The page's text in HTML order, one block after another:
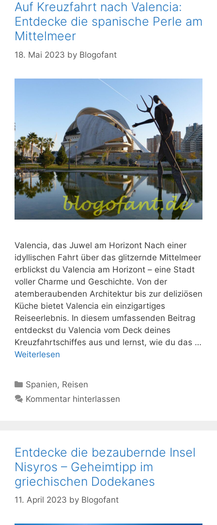
Auf Kreuzfahrt nach Valencia:
Entdecke die spanische Perle am
Mittelmeer
18. Mai 2023 by Blogofant
Valencia, das Juwel am Horizont Nach einer
idyllischen Fahrt über das glitzernde Mittelmeer
erblickst du Valencia am Horizont – eine Stadt
voller Charme und Geschichte. Von der
atemberaubenden Architektur bis zur deliziösen
Küche bietet Valencia ein einzigartiges
Reiseerlebnis. In diesem umfassenden Beitrag
entdeckst du Valencia vom Deck deines
Kreuzfahrtschiffes aus und lernst, wie du das …
Weiterlesen
Kategorien
Spanien, Reisen
Kommentar hinterlassen
Entdecke die bezaubernde Insel
Nisyros – Geheimtipp im
griechischen Dodekanes
11. April 2023 by Blogofant